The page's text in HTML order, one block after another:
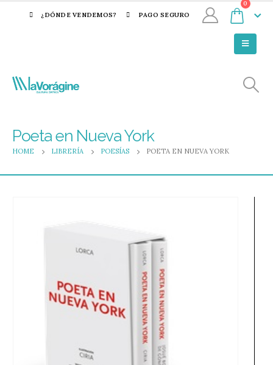
¿DÓNDE VENDEMOS? PAGO SEGURO
0
Poeta en Nueva York
HOME LIBRERÍA POESÍAS POETA EN NUEVA YORK